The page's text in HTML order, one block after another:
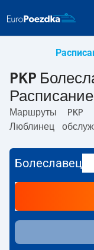
PKP
Маршруты PKP
Люблинец
Болеславец по
Boleslawiec. Последний поезд до Люблинец
отправляется в 17:29. Самое быстрое
предлагает
занимает02:27 .
также курсируют
низкую цену
Болеславец